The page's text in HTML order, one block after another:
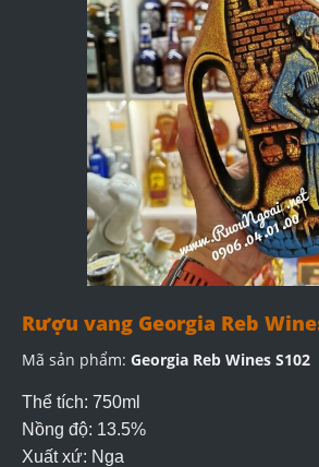
Rượu vang Georgia Reb
Mã sản phẩm: Georgia Reb Wines S102
Thể tích: 750ml
Nồng độ: 13.5%
Xuất xứ: Nga